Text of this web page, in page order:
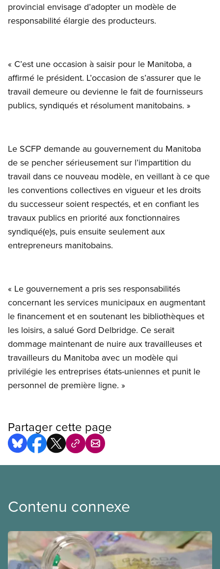
provincial envisage d’adopter un modèle de
responsabilité élargie des producteurs.
« C’est une occasion à saisir pour le Manitoba, a
affirmé le président. L’occasion de s’assurer que le
travail demeure ou devienne le fait de fournisseurs
publics, syndiqués et résolument manitobains. »
Le SCFP demande au gouvernement du Manitoba
de se pencher sérieusement sur l’impartition du
travail dans ce nouveau modèle, en veillant à ce que
les conventions collectives en vigueur et les droits
du successeur soient respectés, et en confiant les
travaux publics en priorité aux fonctionnaires
syndiqué(e)s, puis ensuite seulement aux
entrepreneurs manitobains.
« Le gouvernement a pris ses responsabilités
concernant les services municipaux en augmentant
le financement et en soutenant les bibliothèques et
les loisirs, a salué Gord Delbridge. Ce serait
dommage maintenant de nuire aux travailleuses et
travailleurs du Manitoba avec un modèle qui
privilégie les entreprises états-uniennes et punit le
personnel de première ligne. »
Partager cette page
Contenu connexe